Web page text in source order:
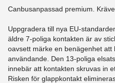
Canbusanpassad premium.
Uppgradera till nya EU-
äldre 7-poliga kontakten är av
oavsett märke en benägenhet
användande. Den 13-poliga
innebär att kontakten skruvas in
Risken för glappkontakt